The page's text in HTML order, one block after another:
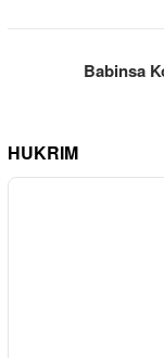
Babinsa
HUKRIM